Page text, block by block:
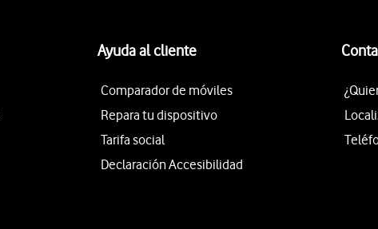
Ayuda al cliente
Comparador de móviles
Repara tu dispositivo
Tarifa social
Declaración Accesibilidad